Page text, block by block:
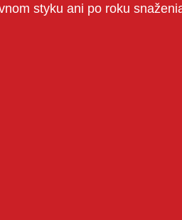
styku ani po roku